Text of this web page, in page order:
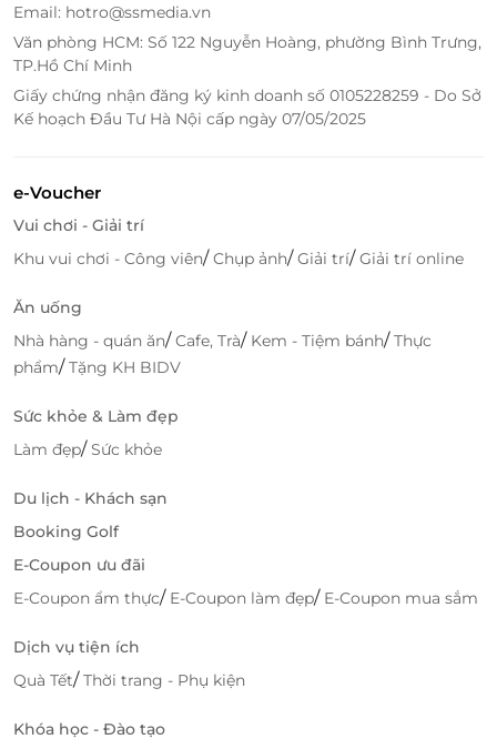
chu đáo cùng các món ăn hấp dẫn, thơm ngon sẽ
khiến khách hàng hài lòng mỗi khi ghé thăm.
Email: hotro@ssmedia.vn
Văn phòng HCM: Số 122 Nguyễn Hoàng, phường Bình Trưng,
TP.Hồ Chí Minh
Giấy chứng nhận đăng ký kinh doanh số 0105228259 - Do Sở
Kế hoạch Đầu Tư Hà Nội cấp ngày 07/05/2025
e-Voucher
Vui chơi - Giải trí
Khu vui chơi - Công viên/Chụp ảnh/Giải trí/Giải trí online
Ăn uống
Nhà hàng - quán ăn/Cafe, Trà/ Kem - Tiệm bánh/Thực
phẩm/Tặng KH BIDV
Sức khỏe & Làm đẹp
Làm đẹp/Sức khỏe
Du lịch - Khách sạn
Booking Golf
E-Coupon ưu đãi
E-Coupon ẩm thực/ E-Coupon làm đẹp/ E-Coupon mua sắm
Dịch vụ tiện ích
Quà Tết/Thời trang - Phụ kiện
Khóa học - Đào tạo